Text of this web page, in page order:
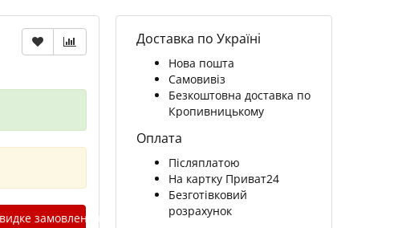
замовлення
Доставка по Україні
Нова пошта
Самовивіз
Безкоштовна доставка по
Кропивницькому
Оплата
Післяплатою
На картку Приват24
Безготівковий
розрахунок